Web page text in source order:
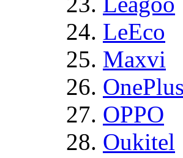
LeEco
Maxvi
OnePlus
OPPO
Oukitel